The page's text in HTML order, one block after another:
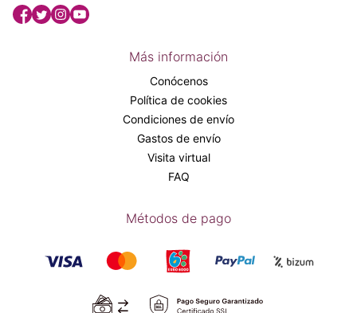
Más información
Conócenos
Política de cookies
Condiciones de envío
Gastos de envío
Visita virtual
FAQ
Métodos de pago